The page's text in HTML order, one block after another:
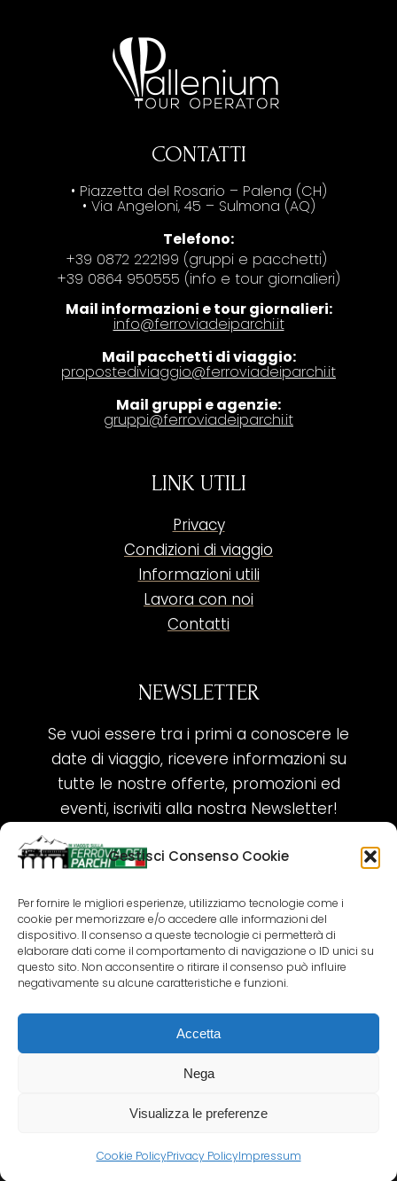
Gestisci Consenso Cookie
Per fornire le migliori esperienze, utilizziamo tecnologie come i
cookie per memorizzare e/o accedere alle informazioni del
dispositivo. Il consenso a queste tecnologie ci permetterà di
elaborare dati come il comportamento di navigazione o ID unici su
questo sito. Non acconsentire o ritirare il consenso può influire
negativamente su alcune caratteristiche e funzioni.
Accetta
Nega
Visualizza le preferenze
Cookie PolicyPrivacy PolicyImpressum
CONTATTI
• Piazzetta del Rosario – Palena (CH)
• Via Angeloni, 45 – Sulmona (AQ)
Telefono:
+39 0872 222199 (gruppi e pacchetti)
+39 0864 950555 (info e tour giornalieri)
Mail informazioni e tour giornalieri:
info@ferroviadeiparchi.it
Mail pacchetti di viaggio:
propostediviaggio@ferroviadeiparchi.it
Mail gruppi e agenzie:
gruppi@ferroviadeiparchi.it
LINK UTILI
Privacy
Condizioni di viaggio
Informazioni utili
Lavora con noi
Contatti
NEWSLETTER
Se vuoi essere tra i primi a conoscere le
date di viaggio, ricevere informazioni su
tutte le nostre offerte, promozioni ed
eventi, iscriviti alla nostra Newsletter!
ISCRIVITI ORA!
SEGUICI SUI NOSTRI SOCIAL
COPYRIGHT 2018-2025 PALLENIUM TOURISM
SRL
AGENZIA VIAGGI E TOUR OPERATOR – P.IVA: